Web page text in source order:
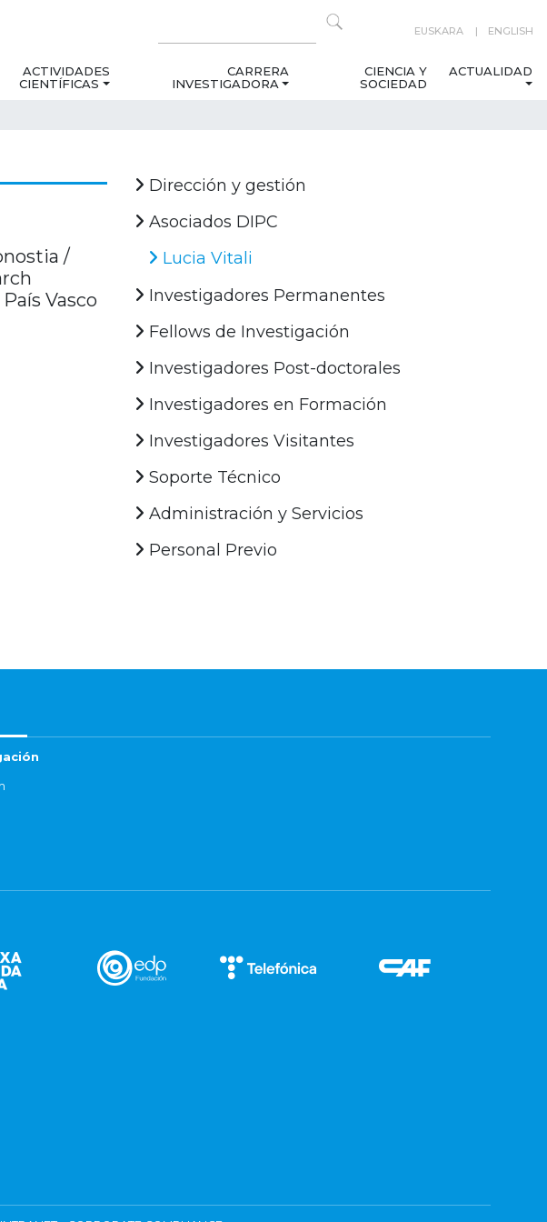
EUSKARA ENGLISH
ACTIVIDADES
CIENTÍFICAS
CARRERA
INVESTIGADORA
CIENCIA Y
SOCIEDAD
ACTUALIDAD
/
Vasco
Dirección y gestión
Asociados DIPC
Lucia Vitali
Investigadores Permanentes
Fellows de Investigación
Investigadores Post-doctorales
Investigadores en Formación
Investigadores Visitantes
Soporte Técnico
Administración y Servicios
Personal Previo